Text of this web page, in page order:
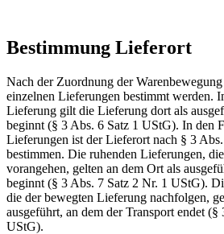
Bestimmung Lieferort
Nach der Zuordnung der
einzelnen Lieferungen bestimmt werden.
Lieferung gilt die Lieferung dort als
beginnt (§ 3 Abs. 6 Satz 1 UStG). In den
Lieferungen ist der Lieferort nach § 3
bestimmen. Die ruhenden Lieferungen,
vorangehen, gelten an dem Ort als
beginnt (§ 3 Abs. 7 Satz 2 Nr. 1 UStG).
die der bewegten Lieferung nachfolgen,
ausgeführt, an dem der Transport endet
UStG).